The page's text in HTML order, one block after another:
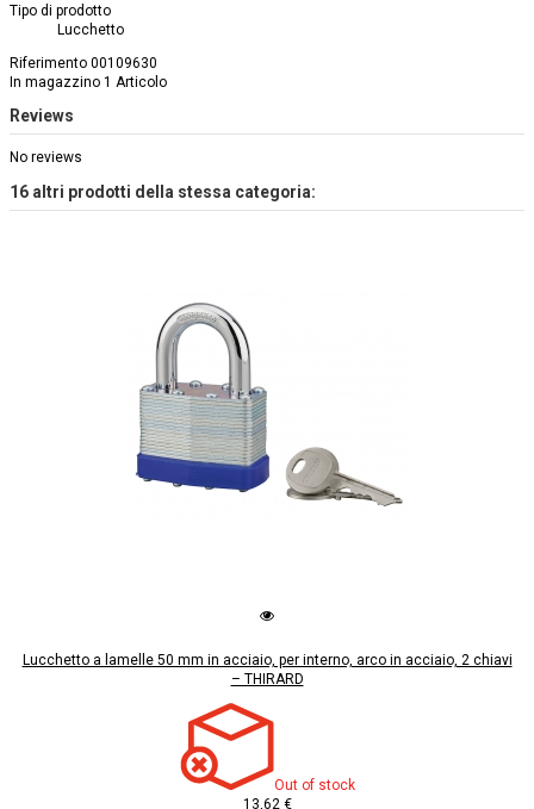
Tipo di prodotto
Lucchetto
Riferimento 00109630
In magazzino 1 Articolo
Reviews
No reviews
16 altri prodotti della stessa categoria:
Lucchetto a lamelle 50 mm in acciaio, per interno, arco in acciaio, 2 chiavi
– THIRARD
Out of stock
13,62 €